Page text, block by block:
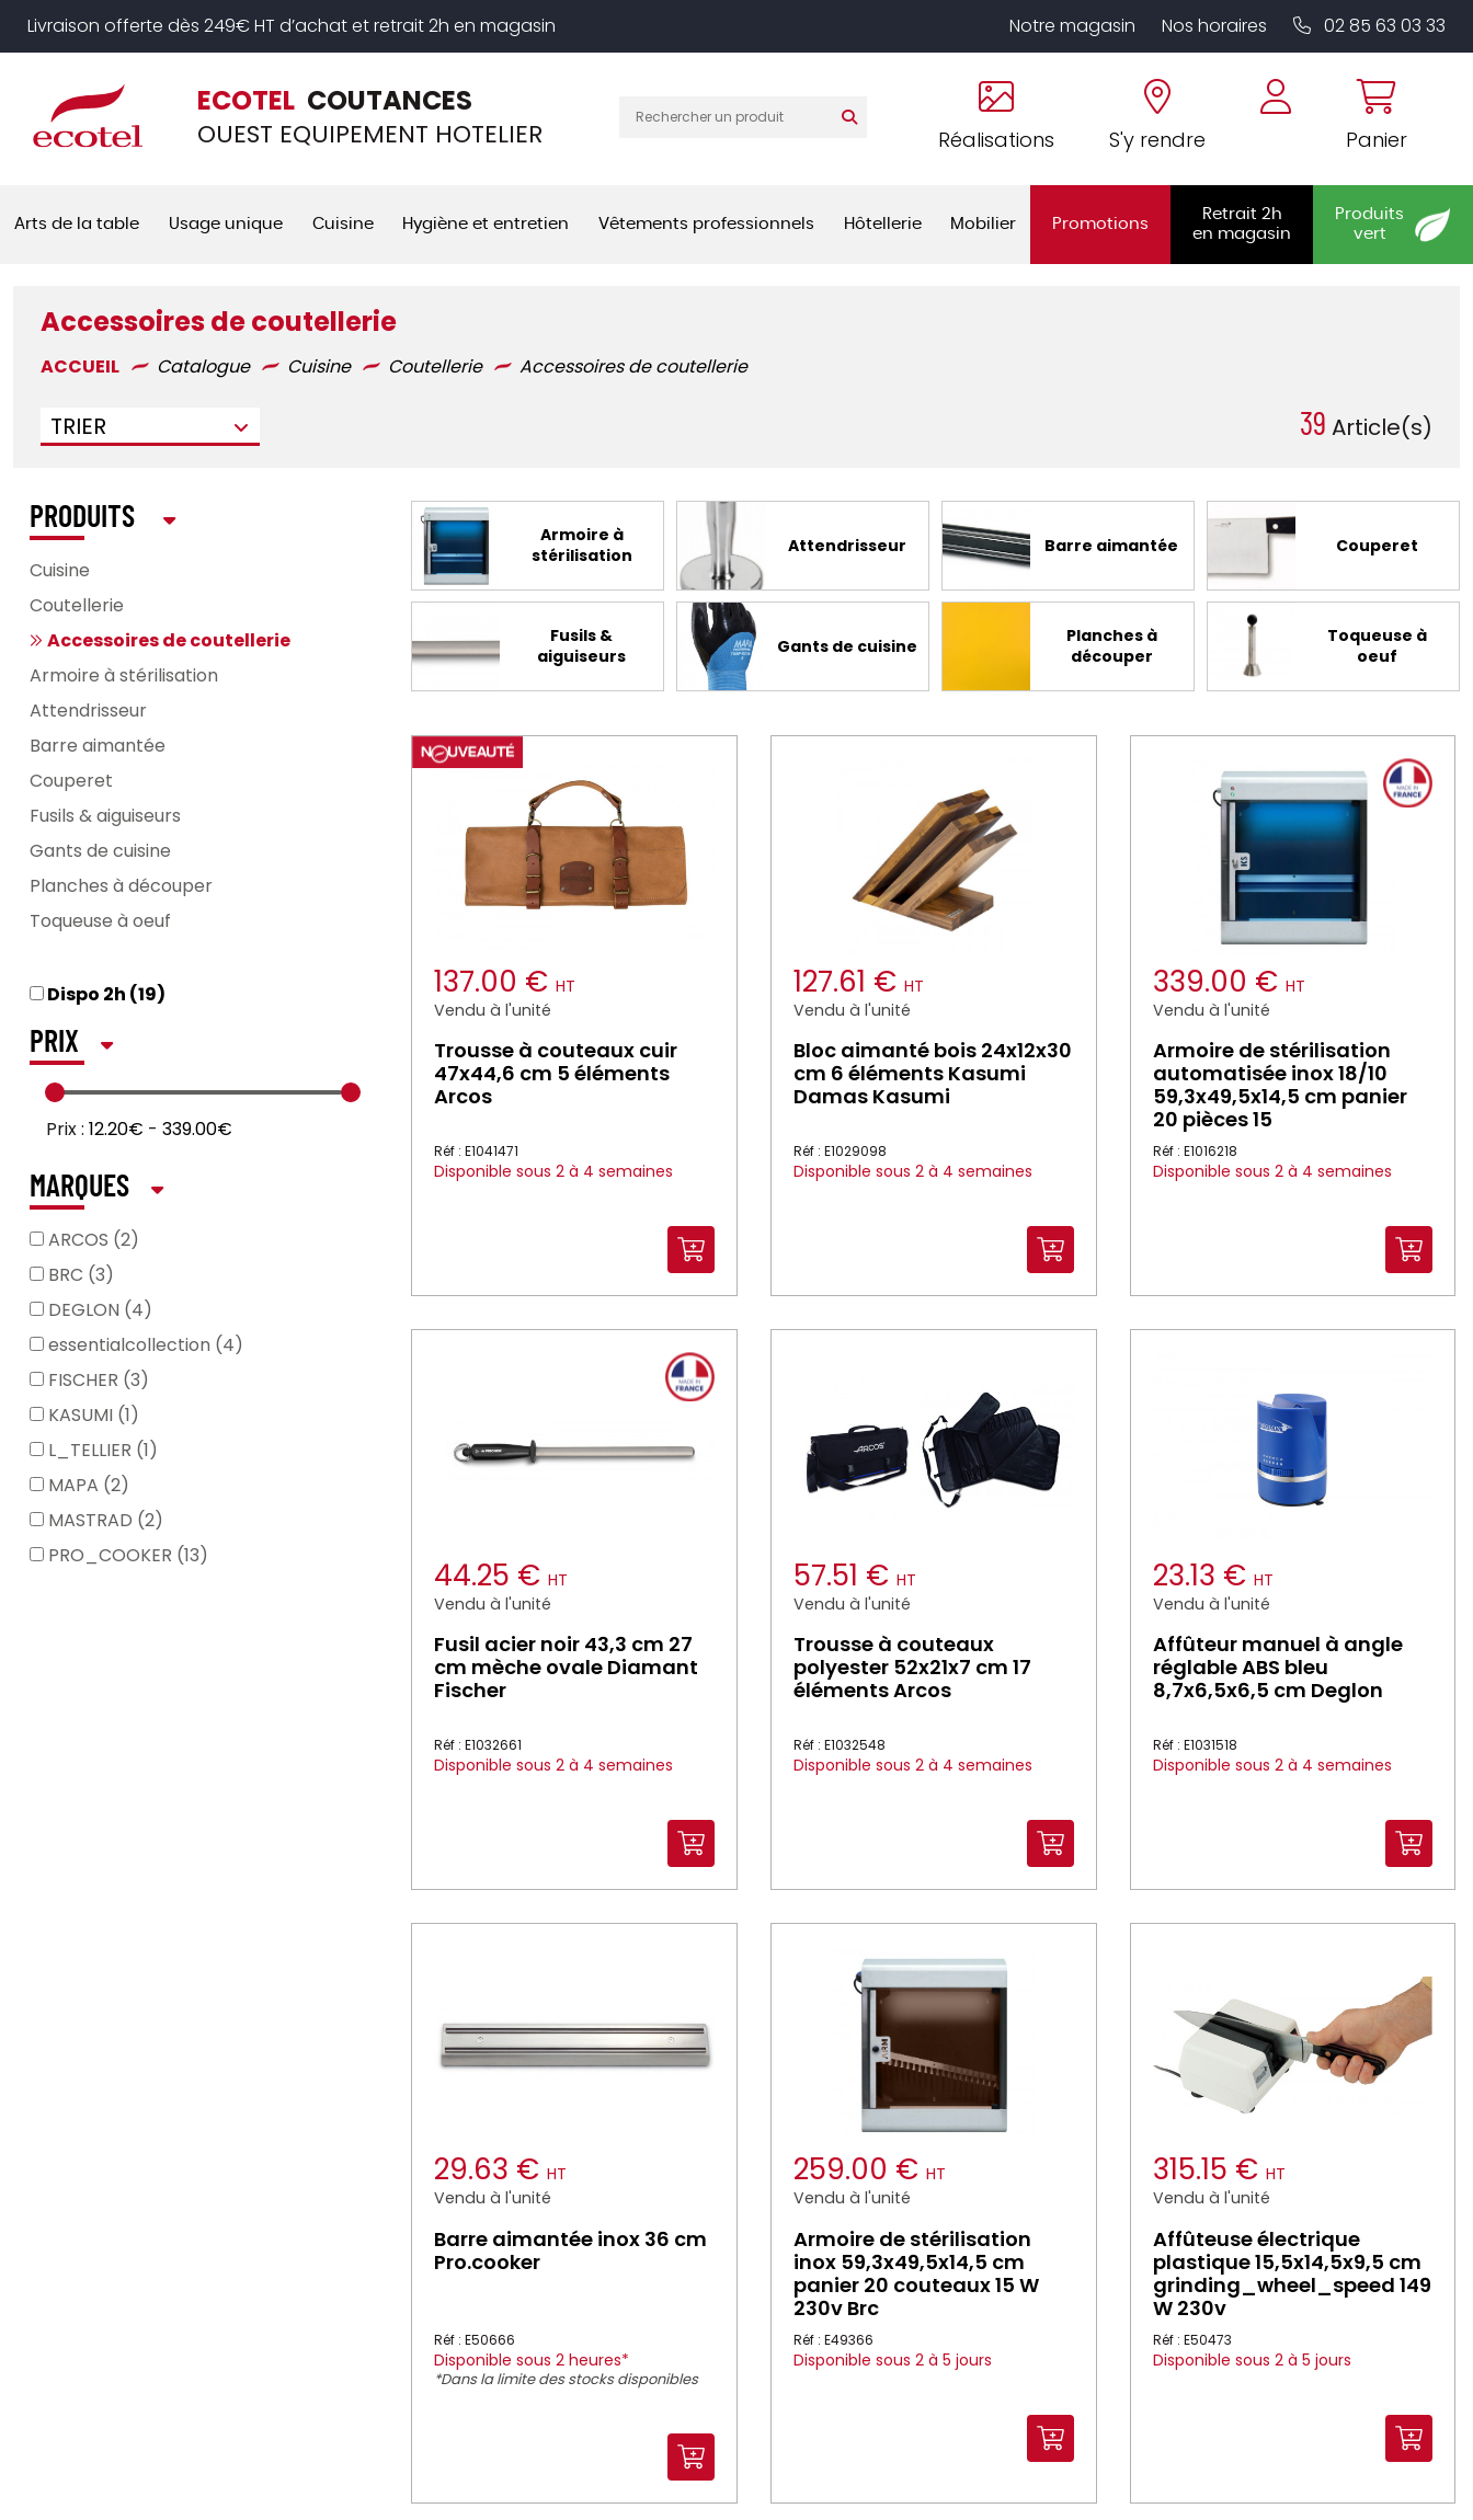
Livraison offerte dès 249€ HT d’achat et retrait 2h en magasin Notre magasin Nos horaires 02 85 63 03 33
ECOTEL COUTANCES
OUEST EQUIPEMENT HOTELIER Réalisations S'y rendre Panier
Arts de la table Usage unique Cuisine Hygiène et entretien Vêtements professionnels Hôtellerie Mobilier Promotions
Retrait 2h
en magasin
Produits
vert
Accessoires de coutellerie
ACCUEIL Catalogue Cuisine Coutellerie Accessoires de coutellerie
TRIER 39 Article(s)
Armoire à
stérilisation
Attendrisseur Barre aimantée Couperet
Fusils &
aiguiseurs
Gants de cuisine
Planches à
découper
Toqueuse à
oeuf
137.00 € HT
Vendu à l'unité
Trousse à couteaux cuir
47x44,6 cm 5 éléments
Arcos
Réf : E1041471
Disponible sous 2 à 4 semaines
127.61 € HT
Vendu à l'unité
Bloc aimanté bois 24x12x30
cm 6 éléments Kasumi
Damas Kasumi
Réf : E1029098
Disponible sous 2 à 4 semaines
339.00 € HT
Vendu à l'unité
Armoire de stérilisation
automatisée inox 18/10
59,3x49,5x14,5 cm panier
20 pièces 15
Réf : E1016218
Disponible sous 2 à 4 semaines
44.25 € HT
Vendu à l'unité
Fusil acier noir 43,3 cm 27
cm mèche ovale Diamant
Fischer
Réf : E1032661
Disponible sous 2 à 4 semaines
57.51 € HT
Vendu à l'unité
Trousse à couteaux
polyester 52x21x7 cm 17
éléments Arcos
Réf : E1032548
Disponible sous 2 à 4 semaines
23.13 € HT
Vendu à l'unité
Affûteur manuel à angle
réglable ABS bleu
8,7x6,5x6,5 cm Deglon
Réf : E1031518
Disponible sous 2 à 4 semaines
29.63 € HT
Vendu à l'unité
Barre aimantée inox 36 cm
Pro.cooker
Réf : E50666
Disponible sous 2 heures*
*Dans la limite des stocks disponibles
259.00 € HT
Vendu à l'unité
Armoire de stérilisation
inox 59,3x49,5x14,5 cm
panier 20 couteaux 15 W
230v Brc
Réf : E49366
Disponible sous 2 à 5 jours
315.15 € HT
Vendu à l'unité
Affûteuse électrique
plastique 15,5x14,5x9,5 cm
grinding_wheel_speed 149
W 230v
Réf : E50473
Disponible sous 2 à 5 jours
PRODUITS
Cuisine
Coutellerie
Accessoires de coutellerie
Armoire à stérilisation
Attendrisseur
Barre aimantée
Couperet
Fusils & aiguiseurs
Gants de cuisine
Planches à découper
Toqueuse à oeuf
Dispo 2h (19)
PRIX
Prix : 12.20€ - 339.00€
MARQUES
ARCOS (2)
BRC (3)
DEGLON (4)
essentialcollection (4)
FISCHER (3)
KASUMI (1)
L_TELLIER (1)
MAPA (2)
MASTRAD (2)
PRO_COOKER (13)
Panneau de gestion des cookies